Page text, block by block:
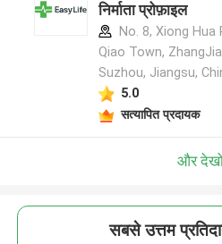
निर्माता प्रोफ़ाइल
No. 8, Xiong Hua
Qiao Town,
Suzhou, Jiangsu,
5.0
सत्यापित प्रदायक
और
सबसे उत्तम